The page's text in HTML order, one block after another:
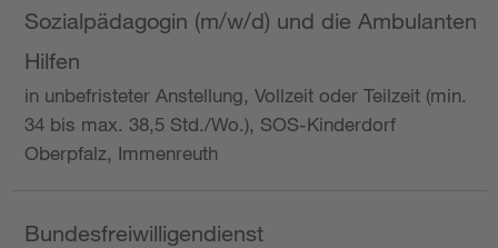
Sozialpädagogin (m/w/d) und die Ambulanten
Hilfen
in unbefristeter Anstellung, Vollzeit oder Teilzeit (min.
34 bis max. 38,5 Std./Wo.), SOS-Kinderdorf
Oberpfalz, Immenreuth
Bundesfreiwilligendienst